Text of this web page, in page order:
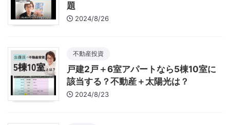
題
2024/8/26
不動産投資
戸建2戸＋6室アパートなら5棟10室に
該当する？不動産＋太陽光は？
2024/8/23